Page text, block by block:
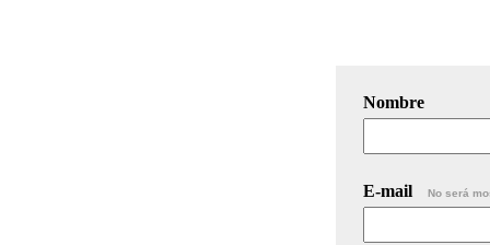
Nombre
E-mail No será